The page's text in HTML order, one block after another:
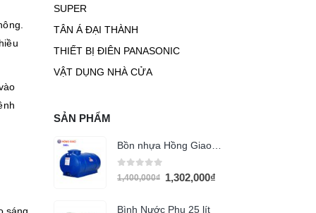
SUPER
TÂN Á ĐẠI THÀNH
THIẾT BỊ ĐIÊN PANASONIC
VẬT DỤNG NHÀ CỬA
SẢN PHẨM
0 out of 5
1,400,000₫ 1,302,000₫
Bình Nước Phụ 25 lít